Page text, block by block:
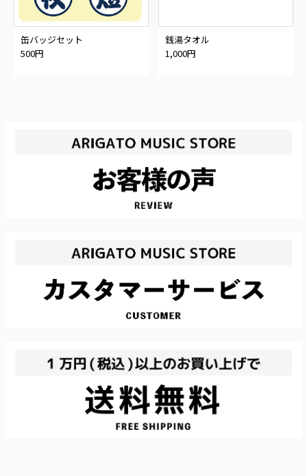
缶バッジセット
500円
銭湯タオル
1,000円